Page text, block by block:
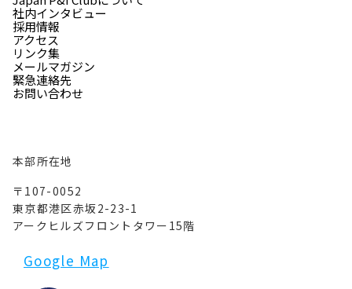
本部所在地
〒107-0052
東京都港区赤坂2-23-1
アークヒルズフロントタワー15階
Google Map
社内インタビュー
緊急連絡先
採用情報
リンク集
アクセス
メールマガジン
お問い合わせ